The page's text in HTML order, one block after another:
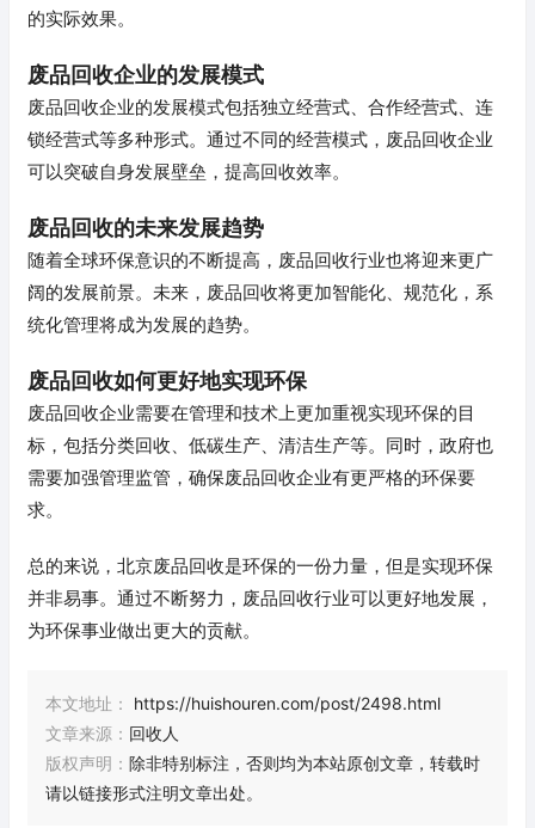
的实际效果。
废品回收企业的发展模式
废品回收企业的发展模式包括独立经营式、合作经营式、连
锁经营式等多种形式。通过不同的经营模式，废品回收企业
可以突破自身发展壁垒，提高回收效率。
废品回收的未来发展趋势
随着全球环保意识的不断提高，废品回收行业也将迎来更广
阔的发展前景。未来，废品回收将更加智能化、规范化，系
统化管理将成为发展的趋势。
废品回收如何更好地实现环保
废品回收企业需要在管理和技术上更加重视实现环保的目
标，包括分类回收、低碳生产、清洁生产等。同时，政府也
需要加强管理监管，确保废品回收企业有更严格的环保要
求。
总的来说，北京废品回收是环保的一份力量，但是实现环保
并非易事。通过不断努力，废品回收行业可以更好地发展，
为环保事业做出更大的贡献。
本文地址：
https://huishouren.com/post/2498.html
文章来源： 回收人
版权声明： 除非特别标注，否则均为本站原创文章，转载时
请以链接形式注明文章出处。